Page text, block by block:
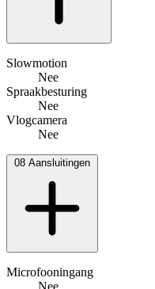
Slowmotion
Nee
Spraakbesturing
Nee
Vlogcamera
Nee
08 Aansluitingen
Microfooningang
Nee